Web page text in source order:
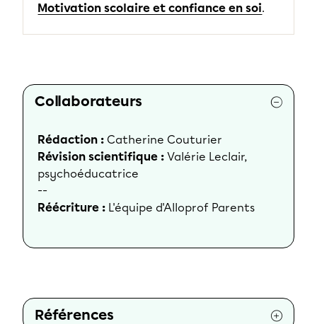
Motivation scolaire et confiance en soi.
Collaborateurs
Rédaction : Catherine Couturier
Révision scientifique : Valérie Leclair,
psychoéducatrice
--
Réécriture : L'équipe d'Alloprof Parents
Références